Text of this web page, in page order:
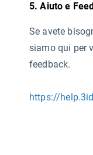
5. Aiuto e
Se avete
siamo qui per
feedback.
https://